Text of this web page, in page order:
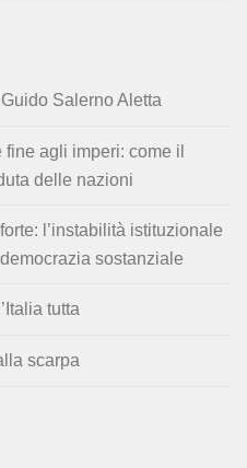
Salerno Aletta
fine agli imperi: come il
delle nazioni
l’instabilità istituzionale
sostanziale
tutta
scarpa